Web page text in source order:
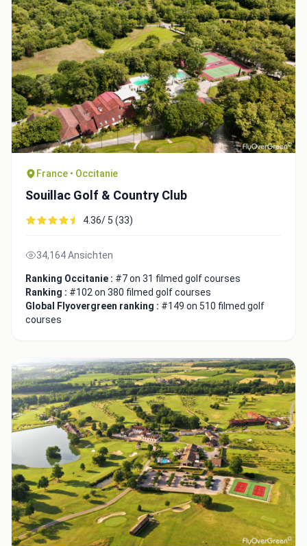
France • Occitanie
Souillac Golf & Country Club
4.36/ 5 (33)
34,164 Ansichten
Ranking Occitanie : #7 on 31 filmed golf courses
Ranking : #102 on 380 filmed golf courses
Global Flyovergreen ranking : #149 on 510 filmed golf
courses
Close